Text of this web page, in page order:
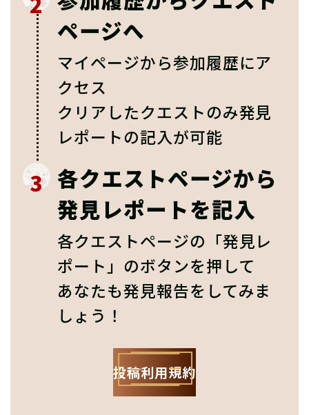
ページへ
マイページから参加履歴にア
クセス
クリアしたクエストのみ発見
レポートの記入が可能
3 各クエストページから
発見レポートを記入
各クエストページの「発見レ
ポート」のボタンを押して
あなたも発見報告をしてみま
しょう！
投稿利用規約